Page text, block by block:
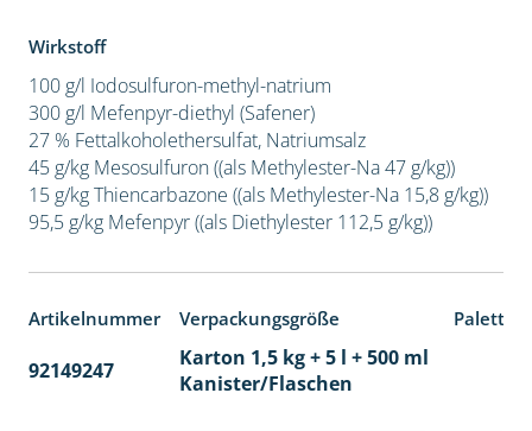
Wirkstoff
100 g/l Iodosulfuron-methyl-natrium
300 g/l Mefenpyr-diethyl (Safener)
27 % Fettalkoholethersulfat, Natriumsalz
45 g/kg Mesosulfuron ((als Methylester-Na 47 g/kg))
15 g/kg Thiencarbazone ((als Methylester-Na 15,8 g/kg))
95,5 g/kg Mefenpyr ((als Diethylester 112,5 g/kg))
Artikelnummer Verpackungsgröße
92149247
Karton 1,5 kg + 5 l + 500 ml
Kanister/Flaschen